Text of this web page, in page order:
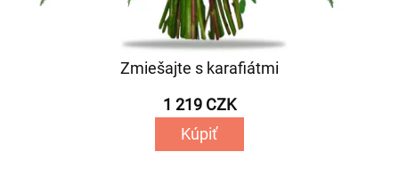
Zmiešajte s karafiátmi
1 219 CZK
Kúpiť